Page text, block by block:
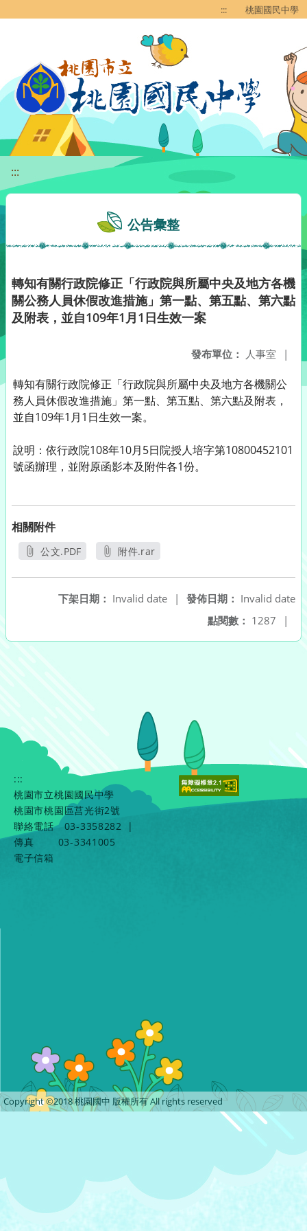
::: 桃園國民中學
:::
公告彙整
轉知有關行政院修正「行政院與所屬中央及地方各機
關公務人員休假改進措施」第一點、第五點、第六點
及附表，並自109年1月1日生效一案
發布單位： 人事室 |
轉知有關行政院修正「行政院與所屬中央及地方各機關公
務人員休假改進措施」第一點、第五點、第六點及附表，
並自109年1月1日生效一案。
說明：依行政院108年10月5日院授人培字第10800452101
號函辦理，並附原函影本及附件各1份。
相關附件
公文.PDF
附件.rar
發佈日期： Invalid date
下架日期： Invalid date
|
點閱數： 1287 |
:::
桃園市立桃園國民中學
桃園市桃園區莒光街2號
聯絡電話
03-3358282
|
傳真
03-3341005
電子信箱
Copyright ©2018 桃園國中 版權所有 All rights reserved